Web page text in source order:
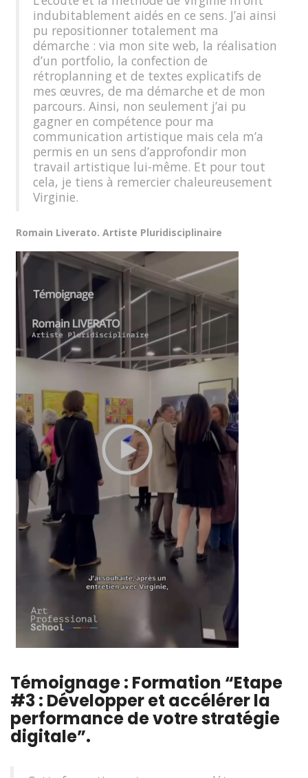
indubitablement aidés en ce sens. J’ai ainsi
pu repositionner totalement ma
démarche : via mon site web, la réalisation
d’un portfolio, la confection de
rétroplanning et de textes explicatifs de
mes œuvres, de ma démarche et de mon
parcours. Ainsi, non seulement j’ai pu
gagner en compétence pour ma
communication artistique mais cela m’a
permis en un sens d’approfondir mon
travail artistique lui-même. Et pour tout
cela, je tiens à remercier chaleureusement
Virginie.
Romain Liverato. Artiste Pluridisciplinaire
Témoignage : Formation “Etape
#3 : Développer et accélérer la
performance de votre stratégie
digitale”.